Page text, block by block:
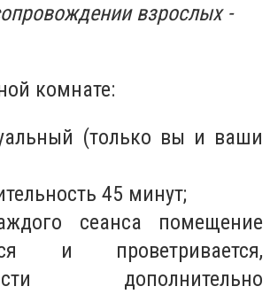
взрослых -
комнате:
(только вы и ваши
45 минут;
сеанса помещение
и проветривается,
дополнительно